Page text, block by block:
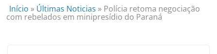
Início » Últimas Noticias » Polícia retoma negociação
com rebelados em minipresídio do Paraná